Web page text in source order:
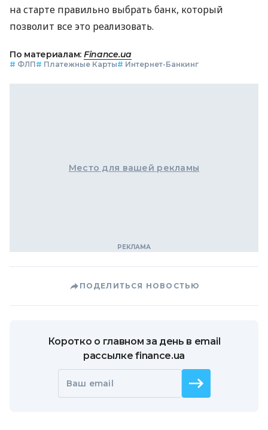
на старте правильно выбрать банк, который
позволит все это реализовать.
По материалам: Finance.ua
# ФЛП# Платежные Карты# Интернет-Банкинг
Место для вашей рекламы
ПОДЕЛИТЬСЯ НОВОСТЬЮ
Коротко о главном за день в email
рассылке finance.ua
Ваш email